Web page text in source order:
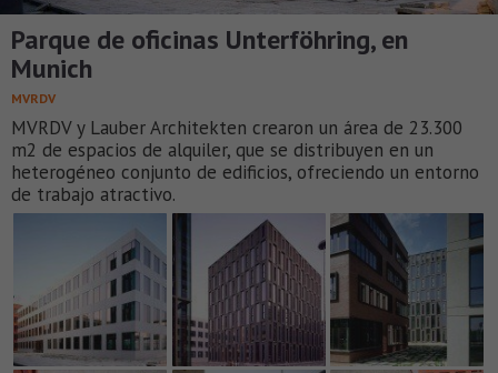
Parque de oficinas Unterföhring, en
Munich
MVRDV
MVRDV y Lauber Architekten crearon un área de 23.300
m2 de espacios de alquiler, que se distribuyen en un
heterogéneo conjunto de edificios, ofreciendo un entorno
de trabajo atractivo.